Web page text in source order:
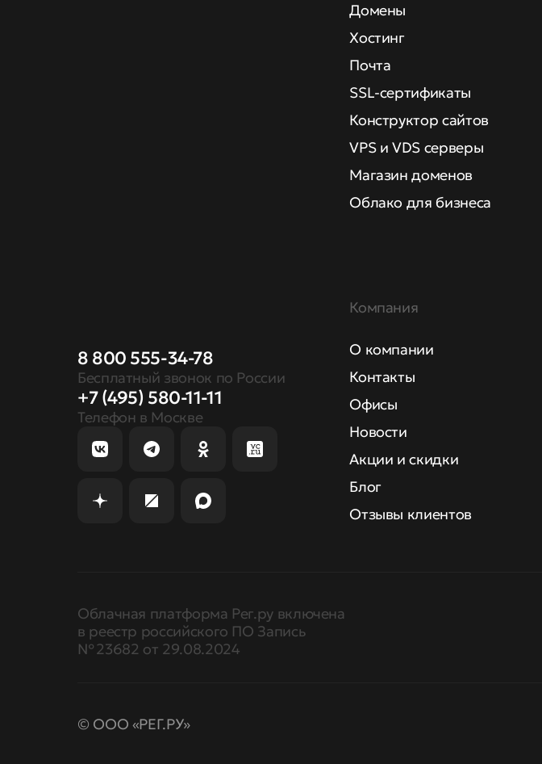
8 800 555-34-78
Бесплатный звонок по России
+7 (495) 580-11-11
Телефон в Москве
Домены
Хостинг
Почта
SSL-сертификаты
Конструктор сайтов
VPS и VDS серверы
Магазин доменов
Облако для бизнеса
Компания
О компании
Контакты
Офисы
Новости
Акции и скидки
Блог
Отзывы клиентов
Облачная платформа Рег.ру включена
в реестр российского ПО Запись
№ 23682 от 29.08.2024
© ООО «РЕГ.РУ»